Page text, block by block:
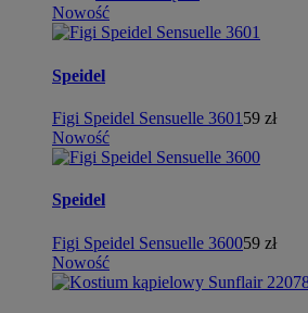
Nowość
Speidel
Figi Speidel Sensuelle 3601 59 zł
Nowość
Speidel
Figi Speidel Sensuelle 360059 zł
Nowość